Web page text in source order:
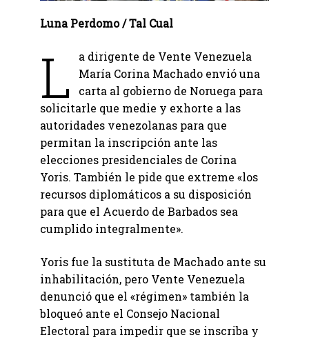
Luna Perdomo / Tal Cual
L
a dirigente de Vente Venezuela
María Corina Machado envió una
carta al gobierno de Noruega para
solicitarle que medie y exhorte a las
autoridades venezolanas para que
permitan la inscripción ante las
elecciones presidenciales de Corina
Yoris. También le pide que extreme «los
recursos diplomáticos a su disposición
para que el Acuerdo de Barbados sea
cumplido integralmente».
Yoris fue la sustituta de Machado ante su
inhabilitación, pero Vente Venezuela
denunció que el «régimen» también la
bloqueó ante el Consejo Nacional
Electoral para impedir que se inscriba y